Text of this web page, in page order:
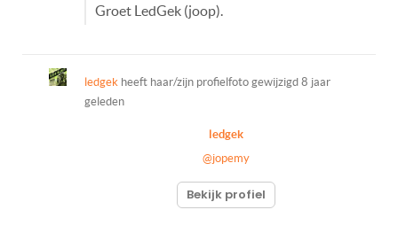
Groet LedGek (joop).
ledgek heeft haar/zijn profielfoto gewijzigd 8 jaar
geleden
ledgek
@jopemy
Bekijk profiel